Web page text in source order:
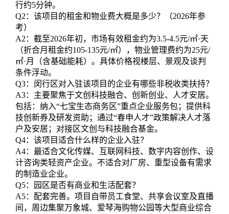
行约5分钟。
Q2：该项目的租金和物业费大概是多少？（2026年参
考）
A2：截至2026年初，市场有效租金约为3.5-4.5元/㎡·天
（折合月租金约105-135元/㎡），物业管理费约为25元/
㎡·月（含基础能耗）。具体价格视楼层、景观及谈判
条件浮动。
Q3：闵行区对入驻该项目的企业有哪些非税收类扶持？
A3：主要聚焦于文创科技融合、创新创业、人才安居。
包括：纳入“七宝生态商务区”重点企业服务包；提供科
技创新券及研发资助；通过“春申人才”政策解决人才落
户及安居；对接区文创与科技融合基金。
Q4：该项目适合什么样的企业入驻？
A4：最适合文化传媒、互联网科技、数字内容创作、设
计咨询类轻资产企业。不适合对厂房、重型设备有需求
的制造业企业。
Q5：园区是否有商业和生活配套？
A5：配套完善。项目自带员工食堂、共享会议室及直播
间，周边集聚万象城、爱琴海购物公园等大型商业综合